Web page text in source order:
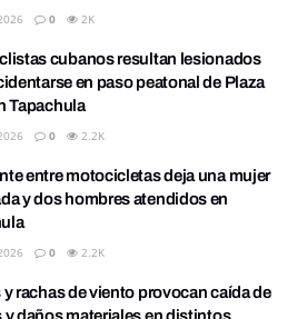
0 2K
cubanos resultan lesionados
en paso peatonal de Plaza
Tapachula
0 2.2K
entre motocicletas deja una mujer
y dos hombres atendidos en
0 2.2K
rachas de viento provocan caída de
y daños materiales en distintos